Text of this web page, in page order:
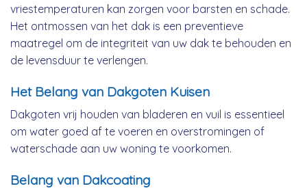
vriestemperaturen kan zorgen voor barsten en schade.
Het ontmossen van het dak is een preventieve
maatregel om de integriteit van uw dak te behouden en
de levensduur te verlengen.
Het Belang van Dakgoten Kuisen
Dakgoten vrij houden van bladeren en vuil is essentieel
om water goed af te voeren en overstromingen of
waterschade aan uw woning te voorkomen.
Belang van Dakcoating